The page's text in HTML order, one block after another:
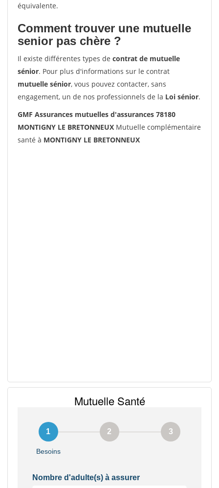
équivalente.
Comment trouver une mutuelle
senior pas chère ?
Il existe différentes types de contrat de mutuelle
sénior. Pour plus d'informations sur le contrat
mutuelle sénior, vous pouvez contacter, sans
engagement, un de nos professionnels de la Loi sénior.
GMF Assurances mutuelles d'assurances 78180
MONTIGNY LE BRETONNEUX Mutuelle complémentaire
santé à MONTIGNY LE BRETONNEUX